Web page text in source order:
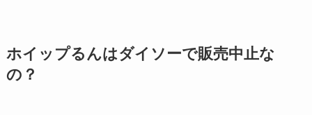
ホイップるんはダイソーで販売中止な
の？